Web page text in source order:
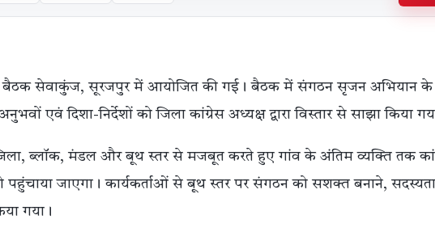
बैठक सेवाकुंज, सूरजपुर में आयोजित की गई। बैठक में संगठन सृजन अभियान के
एवं दिशा-निर्देशों को जिला कांग्रेस अध्यक्ष द्वारा विस्तार से साझा किया
ब्लॉक, मंडल और बूथ स्तर से मजबूत करते हुए गांव के अंतिम व्यक्ति तक
पहुंचाया जाएगा। कार्यकर्ताओं से बूथ स्तर पर संगठन को सशक्त बनाने,
गया।